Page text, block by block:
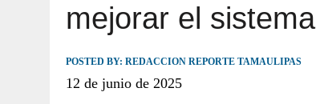
mejorar el
POSTED BY: REDACCION REPORTE TAMAULIPAS
12 de junio de 2025